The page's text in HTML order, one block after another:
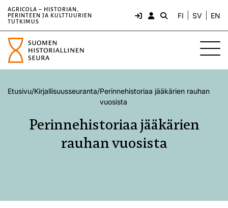
AGRICOLA – HISTORIAN,
PERINTEEN JA KULTTUURIEN
TUTKIMUS
FI SV EN
Etusivu/Kirjallisuusseuranta/Perinnehistoriaa jääkärien rauhan
vuosista
Perinnehistoriaa jääkärien
rauhan vuosista